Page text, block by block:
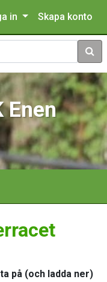
in Skapa konto
Sök
Enen
på (och ladda ner)